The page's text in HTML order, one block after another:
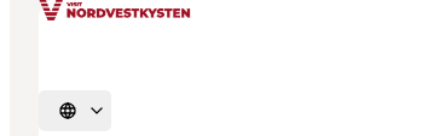
Sprache auswählen